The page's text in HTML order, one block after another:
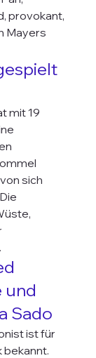
provokant,
Mayers
mit 19
sich
und
Sado
ist für
bekannt.